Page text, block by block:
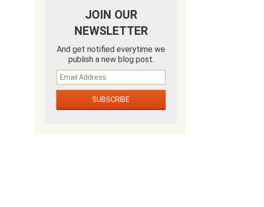
JOIN OUR
NEWSLETTER
And get notified everytime we
publish a new blog post.